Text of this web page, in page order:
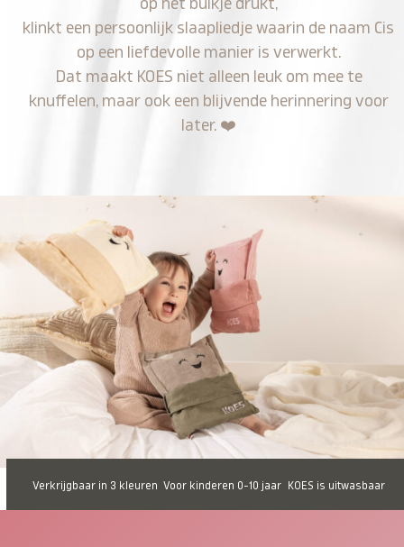
op het buikje drukt,
klinkt een persoonlijk slaapliedje waarin de naam Cis
op een liefdevolle manier is verwerkt.
Dat maakt KOES niet alleen leuk om mee te
knuffelen, maar ook een blijvende herinnering voor
later. ❤️
Verkrijgbaar in 3 kleuren Voor kinderen 0-10 jaar KOES is uitwasbaar